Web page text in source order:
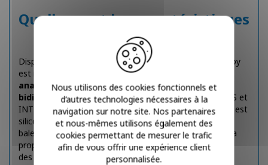
Quelles sont les caractéristiques
de la Rotulax
Disponible en 7 tailles, la genouillère élastique de Donjoy
est réalisée à partir d’un tissu de
anatomique. Son tricot possède uneélasticité
bidirectionnellepour améliore la souplesse HAUT/BAS et
INTERNE/EXTERNE. Au niveau de la rotule, la rotulax
est
siliconé à certain endroit afin de stabiliser la rotule. Des
baleines souples ont aussi été ajoutée pour renforcer la
proprioception au niveau des récepteurs d’informations
des ligaments.
Nous utilisons des cookies fonctionnels et
d’autres technologies nécessaires à la
navigation sur notre site. Nos partenaires
et nous-mêmes utilisons également des
cookies permettant de mesurer le trafic
afin de vous offrir une expérience client
personnalisée.